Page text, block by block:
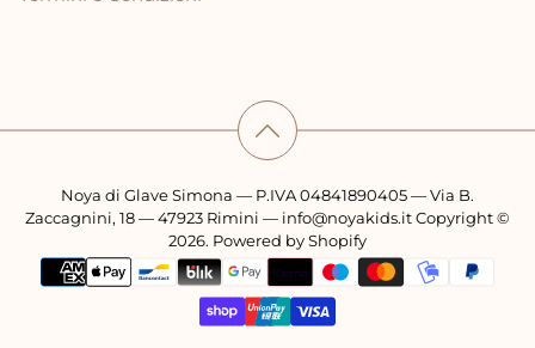
Noya di Glave Simona — P.IVA 04841890405 — Via B.
Zaccagnini, 18 — 47923 Rimini — info@noyakids.it Copyright ©
2026. Powered by Shopify